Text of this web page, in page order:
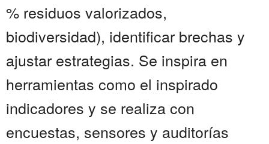
% residuos valorizados,
biodiversidad), identificar brechas y
ajustar estrategias. Se inspira en
herramientas como el inspirado
indicadores y se realiza con
encuestas, sensores y auditorías